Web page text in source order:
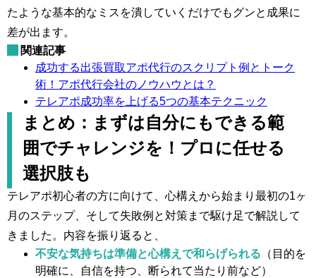
たような基本的なミスを潰していくだけでもグンと成果に
差が出ます。
関連記事
成功する出張買取アポ代行のスクリプト例とトーク
術！アポ代行会社のノウハウとは？
テレアポ成功率を上げる5つの基本テクニック
まとめ：まずは自分にもできる範
囲でチャレンジを！プロに任せる
選択肢も
テレアポ初心者の方に向けて、心構えから始まり最初の1ヶ
月のステップ、そして失敗例と対策まで駆け足で解説して
きました。内容を振り返ると、
不安な気持ちは準備と心構えで和らげられる （目的を
明確に、自信を持つ、断られて当たり前など）